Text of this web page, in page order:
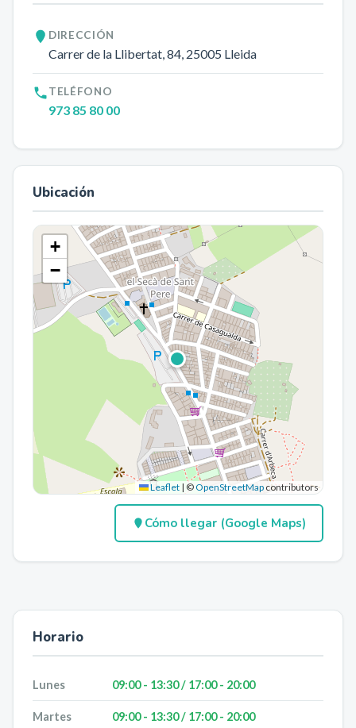
DIRECCIÓN
Carrer de la Llibertat, 84, 25005 Lleida
TELÉFONO
973 85 80 00
Ubicación
+
−
Leaflet | ©OpenStreetMap contributors
Cómo llegar (Google Maps)
Horario
Lunes 09:00 - 13:30 / 17:00 - 20:00
Martes 09:00 - 13:30 / 17:00 - 20:00